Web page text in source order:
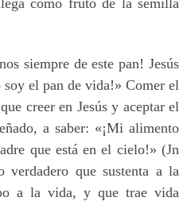
siempre de este pan! Jesús
soy el pan de vida!» Comer el
creer en Jesús y aceptar el
a saber: «¡Mi alimento
que está en el cielo!» (Jn
verdadero que sustenta a la
a la vida, y que trae vida